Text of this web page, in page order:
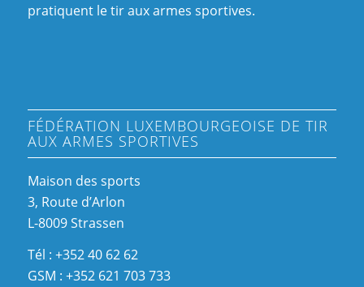
pratiquent le tir aux armes sportives.
FÉDÉRATION LUXEMBOURGEOISE DE TIR
AUX ARMES SPORTIVES
Maison des sports
3, Route d’Arlon
L-8009 Strassen
Tél : +352 40 62 62
GSM : +352 621 703 733